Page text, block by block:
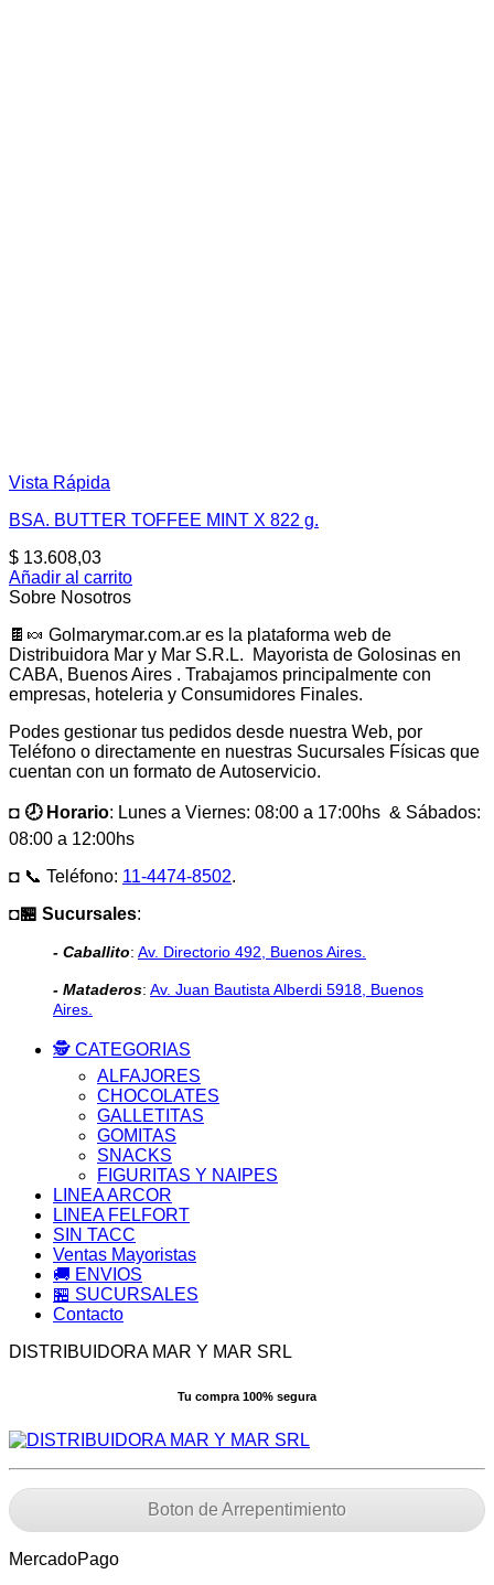
Vista Rápida
BSA. BUTTER TOFFEE MINT X 822 g.
$ 13.608,03
Añadir al carrito
Sobre Nosotros
🍫🍬 Golmarymar.com.ar es la plataforma web de
Distribuidora Mar y Mar S.R.L. Mayorista de Golosinas en
CABA, Buenos Aires . Trabajamos principalmente con
empresas, hoteleria y Consumidores Finales.
Podes gestionar tus pedidos desde nuestra Web, por
Teléfono o directamente en nuestras Sucursales Físicas que
cuentan con un formato de Autoservicio.
◘ 🕗 Horario: Lunes a Viernes: 08:00 a 17:00hs & Sábados:
08:00 a 12:00hs
◘ 📞 Teléfono: 11-4474-8502.
◘🏪 Sucursales:
- Caballito: Av. Directorio 492, Buenos Aires.
- Mataderos: Av. Juan Bautista Alberdi 5918, Buenos
Aires.
🕵️ CATEGORIAS
ALFAJORES
CHOCOLATES
GALLETITAS
GOMITAS
SNACKS
FIGURITAS Y NAIPES
LINEA ARCOR
LINEA FELFORT
SIN TACC
Ventas Mayoristas
🚚 ENVIOS
🏪 SUCURSALES
Contacto
DISTRIBUIDORA MAR Y MAR SRL
Tu compra 100% segura
Boton de Arrepentimiento
MercadoPago